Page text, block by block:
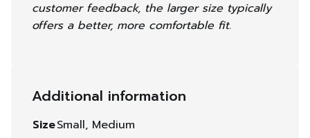
customer feedback, the larger size typically
offers a better, more comfortable fit.
Additional information
SizeSmall, Medium